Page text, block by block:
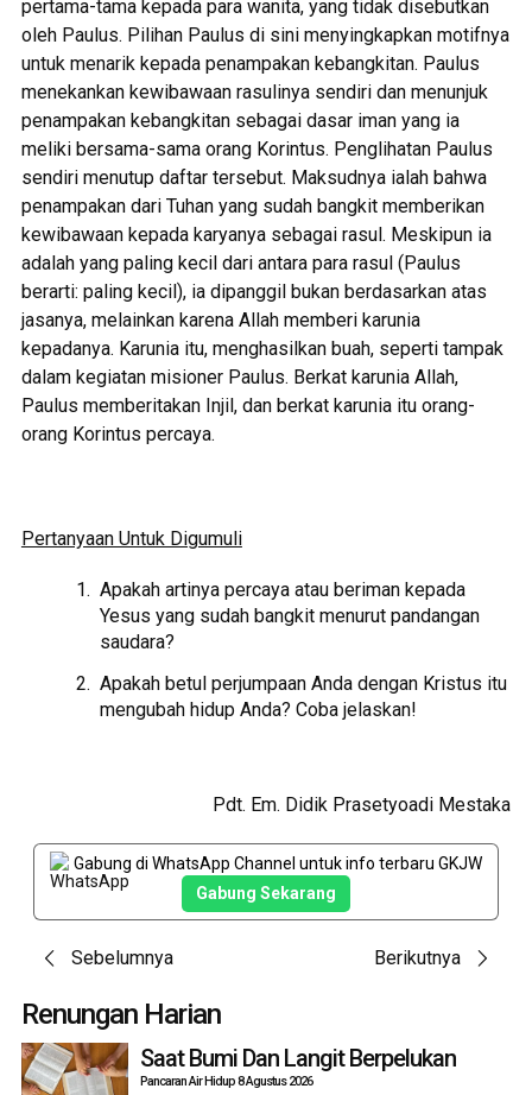
pertama-tama kepada para wanita, yang tidak disebutkan
oleh Paulus. Pilihan Paulus di sini menyingkapkan motifnya
untuk menarik kepada penampakan kebangkitan. Paulus
menekankan kewibawaan rasulinya sendiri dan menunjuk
penampakan kebangkitan sebagai dasar iman yang ia
meliki bersama-sama orang Korintus. Penglihatan Paulus
sendiri menutup daftar tersebut. Maksudnya ialah bahwa
penampakan dari Tuhan yang sudah bangkit memberikan
kewibawaan kepada karyanya sebagai rasul. Meskipun ia
adalah yang paling kecil dari antara para rasul (Paulus
berarti: paling kecil), ia dipanggil bukan berdasarkan atas
jasanya, melainkan karena Allah memberi karunia
kepadanya. Karunia itu, menghasilkan buah, seperti tampak
dalam kegiatan misioner Paulus. Berkat karunia Allah,
Paulus memberitakan Injil, dan berkat karunia itu orang-
orang Korintus percaya.
Pertanyaan Untuk Digumuli
Apakah artinya percaya atau beriman kepada
Yesus yang sudah bangkit menurut pandangan
saudara?
Apakah betul perjumpaan Anda dengan Kristus itu
mengubah hidup Anda? Coba jelaskan!
Pdt. Em. Didik Prasetyoadi Mestaka
Gabung di WhatsApp Channel untuk info terbaru GKJW
Gabung Sekarang
Post
navigation
Sebelumnya Berikutnya
Renungan Harian
Saat Bumi Dan Langit Berpelukan
Pancaran Air Hidup 8 Agustus 2026